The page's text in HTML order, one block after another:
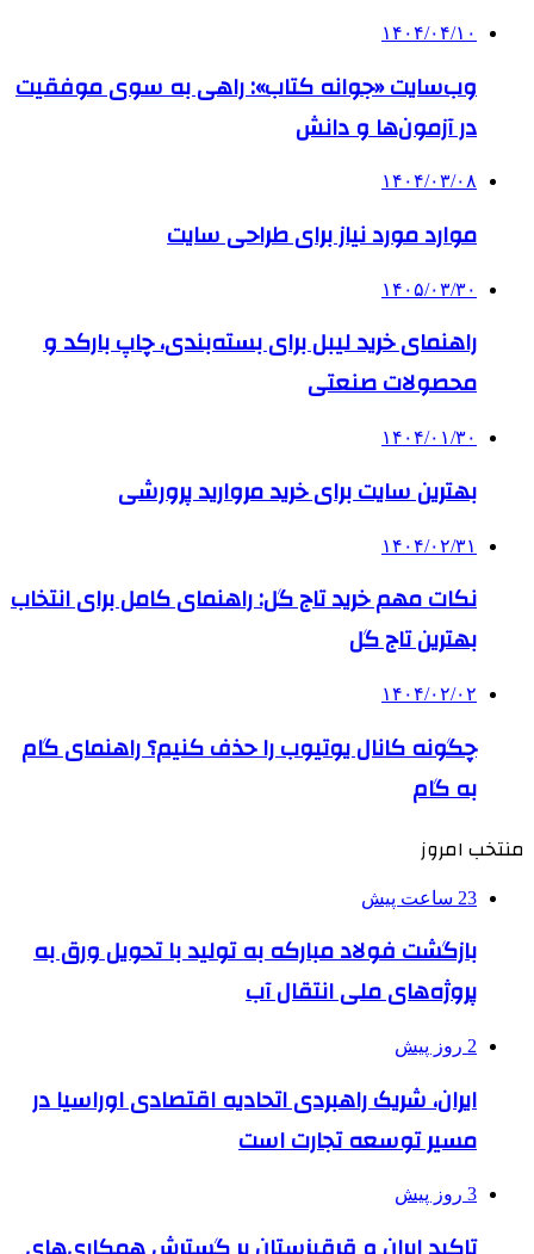
۱۴۰۴/۰۴/۱۰
وب‌سایت «جوانه کتاب»: راهی به سوی موفقیت
در آزمون‌ها و دانش
۱۴۰۴/۰۳/۰۸
موارد مورد نیاز برای طراحی سایت
۱۴۰۵/۰۳/۳۰
راهنمای خرید لیبل برای بسته‌بندی، چاپ بارکد و
محصولات صنعتی
۱۴۰۴/۰۱/۳۰
بهترین سایت برای خرید مروارید پرورشی
۱۴۰۴/۰۲/۳۱
نکات مهم خرید تاج گل: راهنمای کامل برای انتخاب
بهترین تاج گل
۱۴۰۴/۰۲/۰۲
چگونه کانال یوتیوب را حذف کنیم؟ راهنمای گام
‌به‌ گام
منتخب امروز
23 ساعت پیش
بازگشت فولاد مبارکه به تولید با تحویل ورق به
پروژه‌های ملی انتقال آب
2 روز پیش
ایران، شریک راهبردی اتحادیه اقتصادی اوراسیا در
مسیر توسعه تجارت است
3 روز پیش